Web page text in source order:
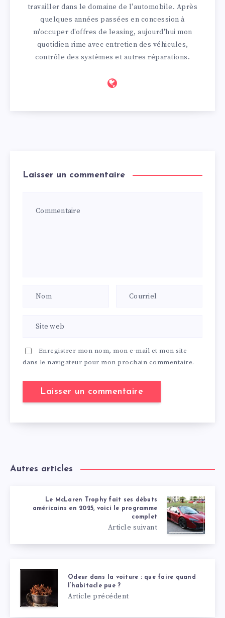
travailler dans le domaine de l'automobile. Après
quelques années passées en concession à
m'occuper d'offres de leasing, aujourd'hui mon
quotidien rime avec entretien des véhicules,
contrôle des systèmes et autres réparations.
Laisser un commentaire
Enregistrer mon nom, mon e-mail et mon site
dans le navigateur pour mon prochain commentaire.
Autres articles
Le McLaren Trophy fait ses débuts
américains en 2025, voici le programme
complet
Article suivant
Odeur dans la voiture : que faire quand
l’habitacle pue ?
Article précédent